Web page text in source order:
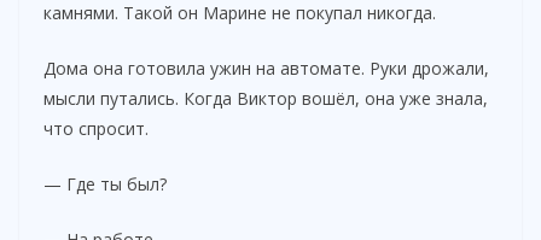
e
камнями. Такой он Марине не покупал никогда.
Дома она готовила ужин на автомате. Руки дрожали,
мысли путались. Когда Виктор вошёл, она уже знала,
что спросит.
— Где ты был?